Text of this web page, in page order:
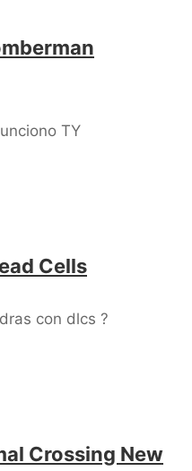
TY
Cells
con dlcs ?
Crossing New